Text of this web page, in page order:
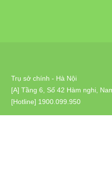
Trụ sở chính - Hà Nội
[A] Tầng 6, Số 42 Hàm nghi,
[Hotline] 1900.099.950